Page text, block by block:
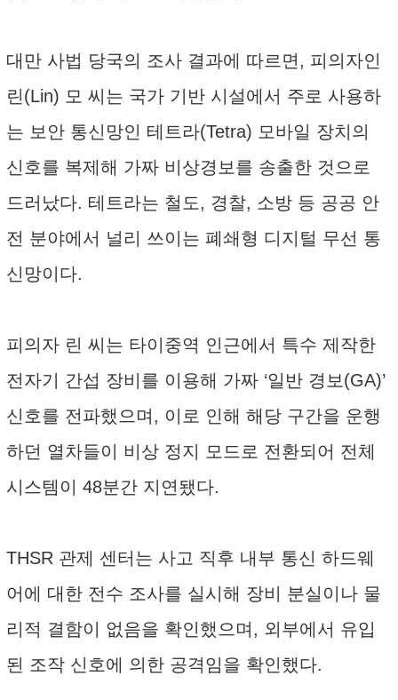
대만 사법 당국의 조사 결과에 따르면, 피의자인
린(Lin) 모 씨는 국가 기반 시설에서 주로 사용하
는 보안 통신망인 테트라(Tetra) 모바일 장치의
신호를 복제해 가짜 비상경보를 송출한 것으로
드러났다. 테트라는 철도, 경찰, 소방 등 공공 안
전 분야에서 널리 쓰이는 폐쇄형 디지털 무선 통
신망이다.
피의자 린 씨는 타이중역 인근에서 특수 제작한
전자기 간섭 장비를 이용해 가짜 ‘일반 경보(GA)’
신호를 전파했으며, 이로 인해 해당 구간을 운행
하던 열차들이 비상 정지 모드로 전환되어 전체
시스템이 48분간 지연됐다.
THSR 관제 센터는 사고 직후 내부 통신 하드웨
어에 대한 전수 조사를 실시해 장비 분실이나 물
리적 결함이 없음을 확인했으며, 외부에서 유입
된 조작 신호에 의한 공격임을 확인했다.